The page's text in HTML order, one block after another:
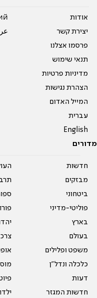
אודות
יצירת קשר
פרסמו אצלנו
תנאי שימוש
מדיניות פרטיות
הצהרת נגישות
המייל האדום
עברית
English
מדורים
חדשות
מבזקים
ביטחוני
פוליטי-מדיני
בארץ
בעולם
משפט ופלילים
כלכלה ונדל"ן
דעות
חדשות המגזר